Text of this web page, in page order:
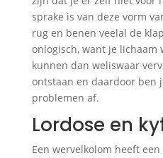
sprake is van deze vorm
rug en benen veelal de
onlogisch, want je lichaam
kunnen dan weliswaar
ontstaan en daardoor ben
problemen af.
Lordose en
Een wervelkolom heeft